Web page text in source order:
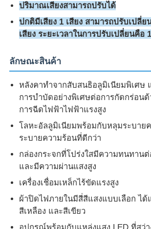
ปริมาณเสียงสามารถปรับได้
ปกติมีเสียง 1 เสียง สามารถปรับเปลี่ย
เสียง ระยะเวลาในการปรับเปลี่ยนคือ
ลักษณะสินค้า
หลังคาทําจากสับสนธิอลูมิเนียมพิเศษ
การบําบัดอย่างพิเศษต่อการกัดกร่อน
การฉีดไฟฟ้าไฟฟ้าแรงสูง
โลหะอัลลูมิเนียมพร้อมกับหลุมระบาย
ระบายความร้อนที่ดีกว่า
กล่องกระจกที่โปร่งใสมีความทนทาน
และมีความผ่านแสงสูง
เครื่องเชื่อมเหล็กไร้ขัดแรงสูง
ผ้าปิดไฟภายในมีสี่สีแสงแบบเลือก ไ
สีเหลือง และสีเขียว
อุปกรณ์พร้อมกับแหล่งแสง LED ที่สว่